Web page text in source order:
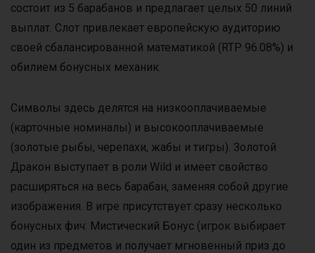
состоит из 5 барабанов и предлагает целых 50 линий
выплат. Слот привлекает европейскую аудиторию
своей сбалансированной математикой (RTP 96.08%) и
обилием бонусных механик.
Символы здесь делятся на низкооплачиваемые
(карточные номиналы) и высокооплачиваемые
(золотые рыбы, черепахи, жабы и тигры). Золотой
Дракон выступает в роли Wild и имеет свойство
расширяться на весь барабан, заменяя собой другие
изображения. В игре присутствует сразу несколько
бонусных фич: Мистический Бонус (игрок выбирает
один из предметов и получает мгновенный приз до